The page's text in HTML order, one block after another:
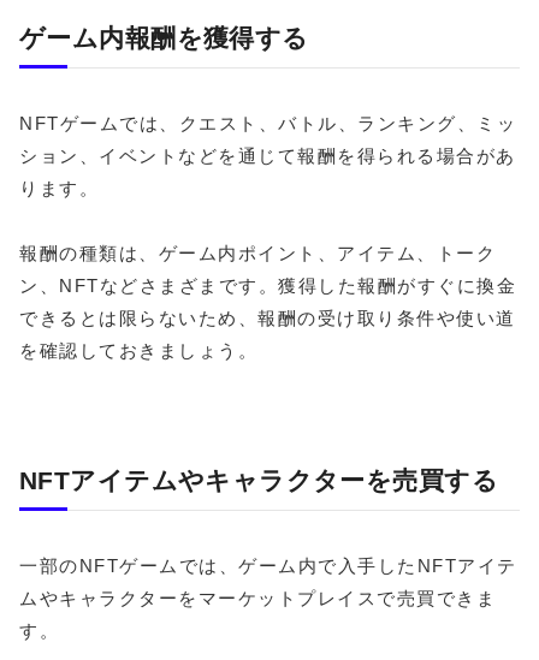
ゲーム内報酬を獲得する
NFTゲームでは、クエスト、バトル、ランキング、ミッ
ション、イベントなどを通じて報酬を得られる場合があ
ります。
報酬の種類は、ゲーム内ポイント、アイテム、トーク
ン、NFTなどさまざまです。獲得した報酬がすぐに換金
できるとは限らないため、報酬の受け取り条件や使い道
を確認しておきましょう。
NFTアイテムやキャラクターを売買する
一部のNFTゲームでは、ゲーム内で入手したNFTアイテ
ムやキャラクターをマーケットプレイスで売買できま
す。